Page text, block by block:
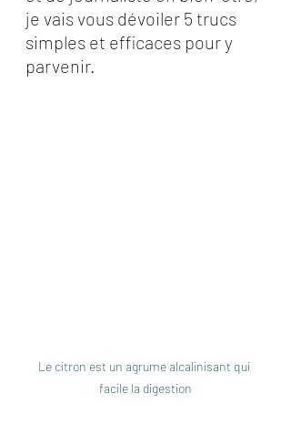
je vais vous dévoiler 5 trucs
simples et efficaces pour y
parvenir.
Le citron est un agrume alcalinisant qui
facile la digestion